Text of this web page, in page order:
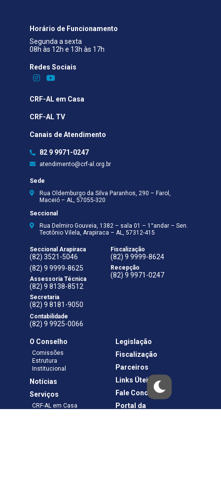
Horário de Funcionamento
Segunda a sexta
08h às 12h e 13h às 17h
Redes Sociais​
CRF-AL em Casa
CRF-AL TV
Canais de Atendimento
82 9 9971-0247
atendimento@crf-al.org.br
Sede
Rua Oldemburgo da Silva Paranhos, 290 – Farol,
Maceió – AL, 57055-320
Seccional
Rua Delmiro Gouveia, 1382 – sala 01 – 1°andar – Sen.
Teotônio Vilela, Arapiraca – AL, 57312-415
Seccional Arapiraca
(82) 3521-5046
(82) 9 9999-8625
Assessoria Técnica
(82) 9 8138-8512
Secretaria
(82) 9 8181-9050
Contabilidade
(82) 9 9925-0066
Fiscalização
(82) 9 9999-8624
Recepção
(82) 9 9971-0247
O Conselho
Comissões
Estrutura
Institucional
Notícias
Serviços
CRF-AL em Casa
Legislação
Fiscalização
Parceiros
Links Úteis
Fale Conosco
Portal da